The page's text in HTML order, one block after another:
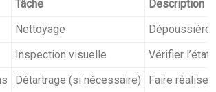
Tâche
Description
Nettoyage
Inspection visuelle
Vérifier l’état
Détartrage (si nécessaire) Faire réaliser